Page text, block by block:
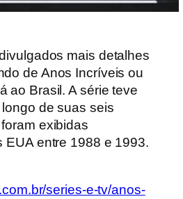
mais detalhes
de Anos Incríveis ou
ao Brasil. A série teve
de suas seis
exibidas
EUA entre 1988 e 1993.
series-e-tv/anos-